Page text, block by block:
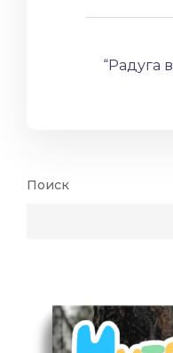
“Радуга
Поиск